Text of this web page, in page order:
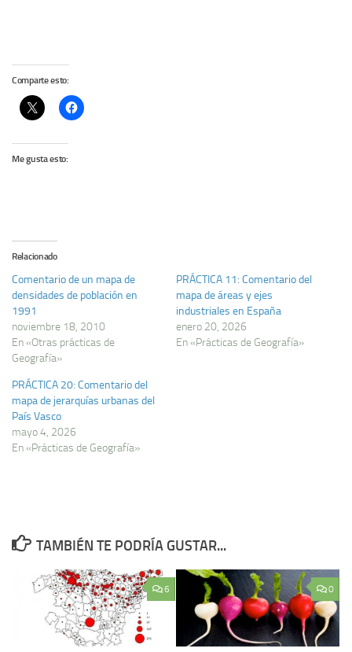
Comparte esto:
Me gusta esto:
Relacionado
Comentario de un mapa de
densidades de población en
1991
noviembre 18, 2010
En «Otras prácticas de
Geografía»
PRÁCTICA 11: Comentario del
mapa de áreas y ejes
industriales en España
enero 20, 2026
En «Prácticas de Geografía»
PRÁCTICA 20: Comentario del
mapa de jerarquí­as urbanas del
Paí­s Vasco
mayo 4, 2026
En «Prácticas de Geografía»
TAMBIÉN TE PODRÍA GUSTAR...
6 0